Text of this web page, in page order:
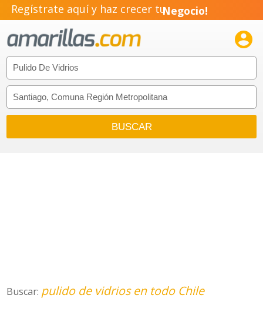
Regístrate aquí y haz crecer tuNegocio!
Emprendimiento!

Buscar: pulido de vidrios en todo Chile